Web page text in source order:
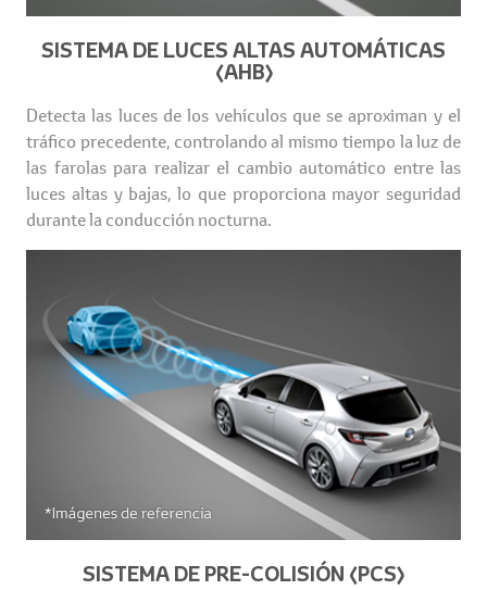
SISTEMA DE LUCES ALTAS AUTOMÁTICAS
(AHB)
Detecta las luces de los vehículos que se aproximan y el
tráfico precedente, controlando al mismo tiempo la luz de
las farolas para realizar el cambio automático entre las
luces altas y bajas, lo que proporciona mayor seguridad
durante la conducción nocturna.
SISTEMA DE PRE-COLISIÓN (PCS)